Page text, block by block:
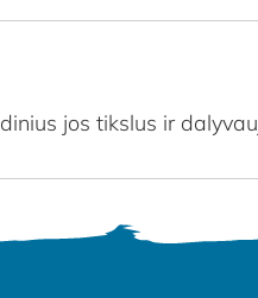
jos tikslus ir